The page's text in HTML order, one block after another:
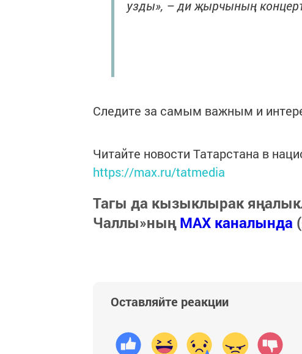
узды», – ди җырчының
Следите за самым важным и
Читайте новости Татарстана в
https://max.ru/tatmedia
Тагы да кызыклырак
Чаллы»ныңMAX каналында
Оставляйте реакции